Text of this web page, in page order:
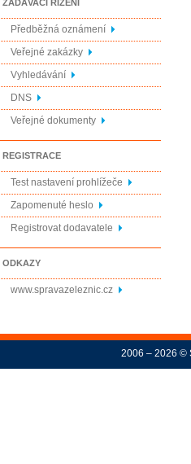
ZADÁVACÍ ŘÍZENÍ
Předběžná oznámení
Veřejné zakázky
Vyhledávání
DNS
Veřejné dokumenty
REGISTRACE
Test nastavení prohlížeče
Zapomenuté heslo
Registrovat dodavatele
ODKAZY
www.spravazeleznic.cz
2006 – 2026 ©